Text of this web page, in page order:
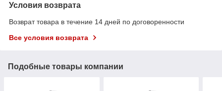
Условия возврата
Возврат товара в течение 14 дней по договоренности
Все условия возврата
Подобные товары компании